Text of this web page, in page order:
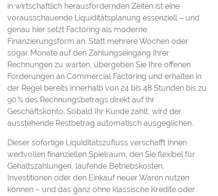
in wirtschaftlich herausfordernden Zeiten ist eine
vorausschauende Liquiditätsplanung essenziell – und
genau hier setzt Factoring als moderne
Finanzierungsform an. Statt mehrere Wochen oder
sogar Monate auf den Zahlungseingang Ihrer
Rechnungen zu warten, übergeben Sie Ihre offenen
Forderungen an Commercial Factoring und erhalten in
der Regel bereits innerhalb von 24 bis 48 Stunden bis zu
90 % des Rechnungsbetrags direkt auf Ihr
Geschäftskonto. Sobald Ihr Kunde zahlt, wird der
ausstehende Restbetrag automatisch ausgeglichen.
Dieser sofortige Liquiditätszufluss verschafft Ihnen
wertvollen finanziellen Spielraum, den Sie flexibel für
Gehaltszahlungen, laufende Betriebskosten,
Investitionen oder den Einkauf neuer Waren nutzen
können – und das ganz ohne klassische Kredite oder